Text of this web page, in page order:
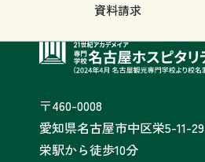
資料請求
〒460-0008
愛知県名古屋市中区栄5-11-29
栄駅から徒歩10分